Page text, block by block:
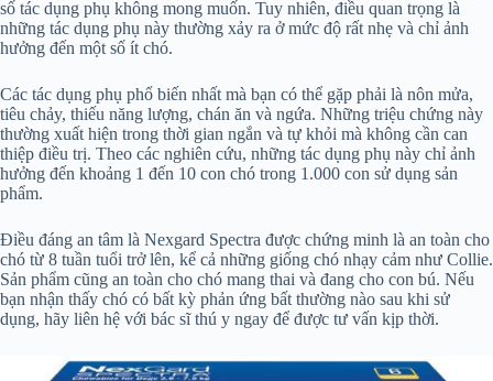
số tác dụng phụ không mong muốn. Tuy nhiên, điều quan trọng là
những tác dụng phụ này thường xảy ra ở mức độ rất nhẹ và chỉ ảnh
hưởng đến một số ít chó.
Các tác dụng phụ phổ biến nhất mà bạn có thể gặp phải là nôn mửa,
tiêu chảy, thiếu năng lượng, chán ăn và ngứa. Những triệu chứng này
thường xuất hiện trong thời gian ngắn và tự khỏi mà không cần can
thiệp điều trị. Theo các nghiên cứu, những tác dụng phụ này chỉ ảnh
hưởng đến khoảng 1 đến 10 con chó trong 1.000 con sử dụng sản
phẩm.
Điều đáng an tâm là Nexgard Spectra được chứng minh là an toàn cho
chó từ 8 tuần tuổi trở lên, kể cả những giống chó nhạy cảm như Collie.
Sản phẩm cũng an toàn cho chó mang thai và đang cho con bú. Nếu
bạn nhận thấy chó có bất kỳ phản ứng bất thường nào sau khi sử
dụng, hãy liên hệ với bác sĩ thú y ngay để được tư vấn kịp thời.